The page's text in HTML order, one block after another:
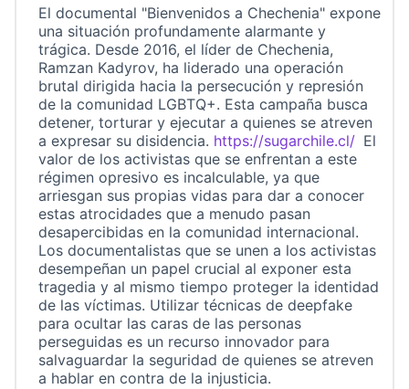
El documental "Bienvenidos a Chechenia" expone
una situación profundamente alarmante y
trágica. Desde 2016, el líder de Chechenia,
Ramzan Kadyrov, ha liderado una operación
brutal dirigida hacia la persecución y represión
de la comunidad LGBTQ+. Esta campaña busca
detener, torturar y ejecutar a quienes se atreven
a expresar su disidencia. https://sugarchile.cl/
(Link
El
valor de los activistas que se enfrentan a este
régimen opresivo es incalculable, ya que
arriesgan sus propias vidas para dar a conocer
estas atrocidades que a menudo pasan
desapercibidas en la comunidad internacional.
Los documentalistas que se unen a los activistas
desempeñan un papel crucial al exponer esta
tragedia y al mismo tiempo proteger la identidad
de las víctimas. Utilizar técnicas de deepfake
para ocultar las caras de las personas
perseguidas es un recurso innovador para
salvaguardar la seguridad de quienes se atreven
a hablar en contra de la injusticia.